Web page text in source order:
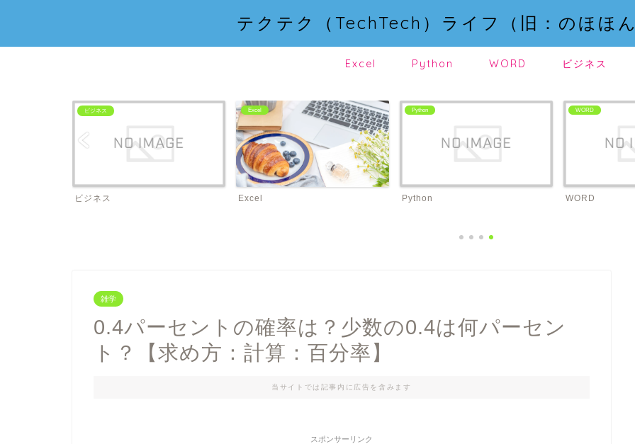
テクテク（TechTech）ライフ（旧：のほほん
Excel Python WORD ビジネス
ビジネス
ビジネス
Excel
Excel
Python
Python
WORD
WORD
雑学
0.4パーセントの確率は？少数の0.4は何パーセン
ト？【求め方：計算：百分率】
当サイトでは記事内に広告を含みます
スポンサーリンク